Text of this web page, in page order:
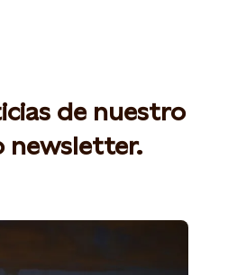
de nuestro
newsletter.